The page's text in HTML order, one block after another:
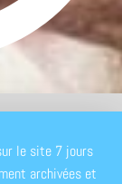
le site 7 jours
archivées et